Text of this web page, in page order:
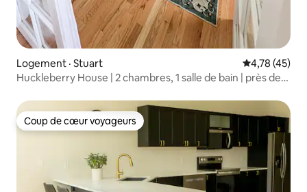
Logement · Stuart Note
4,78 (45)
Huckleberry House | 2 chambres, 1 salle de bain | près de
Coup de cœur voyageurs
Coup de cœur voyageurs